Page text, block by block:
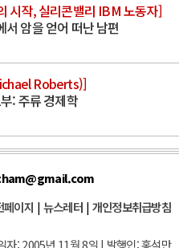
시작, 실리콘밸리 IBM 노동자]
암을 얻어 떠난 남편
Roberts)]
: 주류 경제학
페이지 | 뉴스레터| 개인정보취급방침
자: 2005년 11월 8일 | 발행인: 홍석만